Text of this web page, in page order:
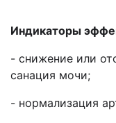
Индикаторы
- снижение или
санация мочи;
- нормализация